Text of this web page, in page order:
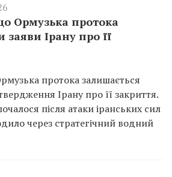
Ормузька протока
заяви Ірану про її
протока залишається
Ірану про її закриття.
після атаки іранських сил
через стратегічний водний